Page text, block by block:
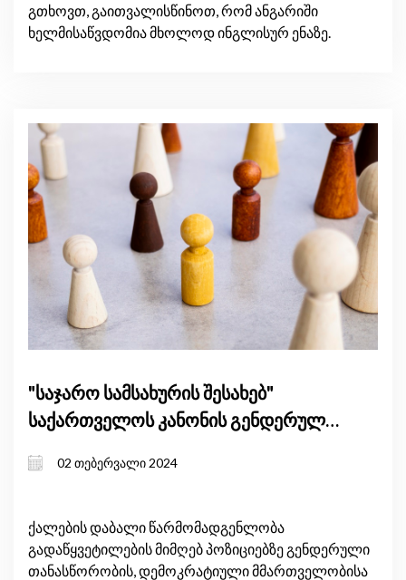
გთხოვთ, გაითვალისწინოთ, რომ ანგარიში
ხელმისაწვდომია მხოლოდ ინგლისურ ენაზე.
"საჯარო სამსახურის შესახებ"
საქართველოს კანონის გენდერული
02 თებერვალი 2024
ქალების დაბალი წარმომადგენლობა
გადაწყვეტილების მიმღებ პოზიციებზე გენდერული
თანასწორობის, დემოკრატიული მმართველობისა